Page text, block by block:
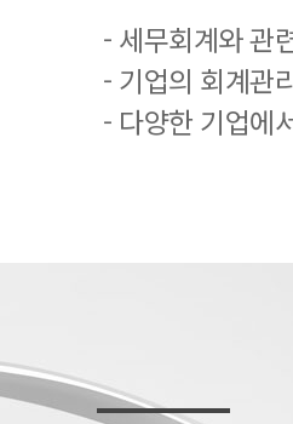
- 세무회계와 관
- 기업의 회계관
- 다양한 기업에